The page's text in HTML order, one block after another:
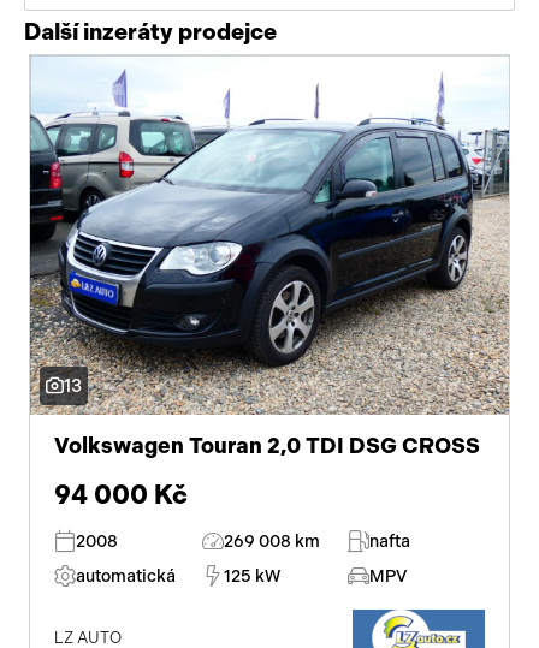
Další inzeráty prodejce
13
Volkswagen Touran 2,0 TDI DSG CROSS
94 000 Kč
2008 269 008 km
nafta
automatická
125 kW MPV
LZ AUTO